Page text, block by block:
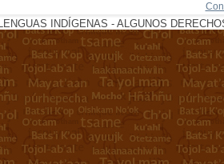
INDÍGENAS - ALGUNOS